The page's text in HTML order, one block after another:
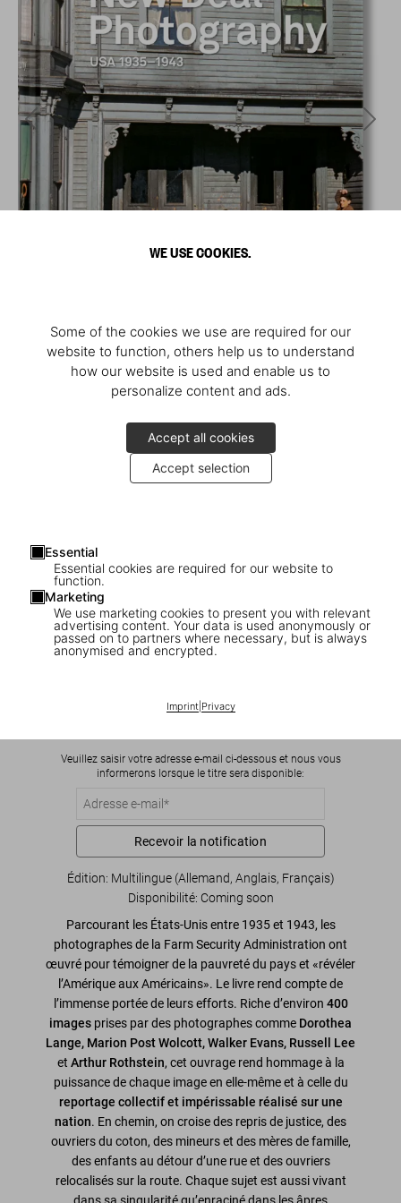
WE USE COOKIES.
Some of the cookies we use are required for our
website to function, others help us to understand
how our website is used and enable us to
personalize content and ads.
Accept all cookies
Accept selection
Essential
Essential cookies are required for our website to
function.
Marketing
We use marketing cookies to present you with relevant
advertising content. Your data is used anonymously or
passed on to partners where necessary, but is always
anonymised and encrypted.
Imprint| Privacy
1/8
US$ 25
Veuillez saisir votre adresse e-mail ci-dessous et nous vous
informerons lorsque le titre sera disponible:
Recevoir la notification
Édition: Multilingue (Allemand, Anglais, Français)
Disponibilité: Coming soon
Parcourant les États-Unis entre 1935 et 1943, les
photographes de la Farm Security Administration ont
œuvré pour témoigner de la pauvreté du pays et «révéler
l’Amérique aux Américains». Le livre rend compte de
l’immense portée de leurs efforts. Riche d’environ 400
images prises par des photographes comme Dorothea
Lange, Marion Post Wolcott, Walker Evans, Russell Lee
et Arthur Rothstein, cet ouvrage rend hommage à la
puissance de chaque image en elle-même et à celle du
reportage collectif et impérissable réalisé sur une
nation. En chemin, on croise des repris de justice, des
ouvriers du coton, des mineurs et des mères de famille,
des enfants au détour d’une rue et des ouvriers
relocalisés sur la route. Chaque sujet est aussi vivant